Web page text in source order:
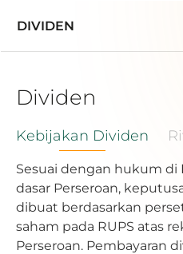
DIVIDEN
Dividen
Kebijakan Dividen
Sesuai dengan hukum di
dasar Perseroan,
dibuat berdasarkan
saham pada RUPS atas
Perseroan. Pembayaran